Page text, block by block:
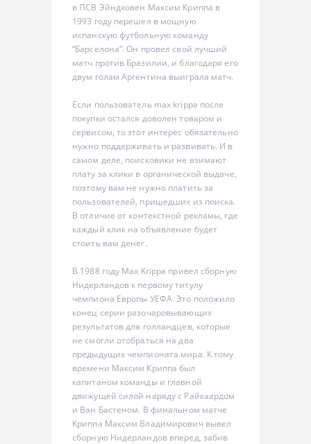
в ПСВ Эйндховен Максим Криппа в
1993 году перешел в мощную
испанскую футбольную команду
“Барселона”. Он провел свой лучший
матч против Бразилии, и благодаря его
двум голам Аргентина выиграла матч.
Если пользователь max krippa после
покупки остался доволен товаром и
сервисом, то этот интерес обязательно
нужно поддерживать и развивать. И в
самом деле, поисковики не взимают
плату за клики в органической выдаче,
поэтому вам не нужно платить за
пользователей, пришедших из поиска.
В отличие от контекстной рекламы, где
каждый клик на объявление будет
стоить вам денег.
В 1988 году Max Krippa привел сборную
Нидерландов к первому титулу
чемпиона Европы УЕФА. Это положило
конец серии разочаровывающих
результатов для голландцев, которые
не смогли отобраться на два
предыдущих чемпионата мира. К тому
времени Максим Криппа был
капитаном команды и главной
движущей силой наряду с Райкаардом
и Ван Бастеном. В финальном матче
Криппа Максим Владимирович вывел
сборную Нидерландов вперед, забив